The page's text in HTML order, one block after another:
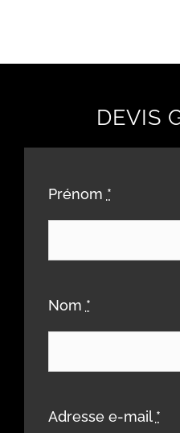
DEVIS
Prénom *
Nom *
Adresse e-mail *